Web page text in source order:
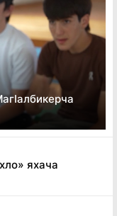
яхача